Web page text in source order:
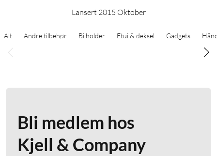
Lansert 2015 Oktober
Alt Andre tilbehør Bilholder Etui & deksel Gadgets
Bli medlem hos
Kjell & Company